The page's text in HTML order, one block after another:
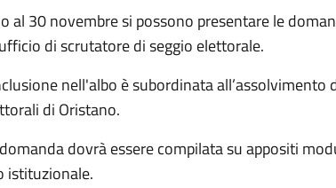
al 30 novembre si possono presentare le
di scrutatore di seggio elettorale.
nell'albo è subordinata all’assolvimento
di Oristano.
dovrà essere compilata su appositi
istituzionale.